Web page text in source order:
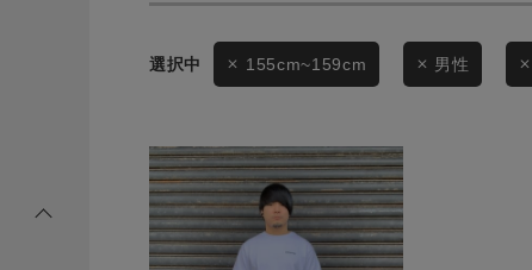
ン / マイページ
WEB限
履き比べ
155cm~159cm 男性